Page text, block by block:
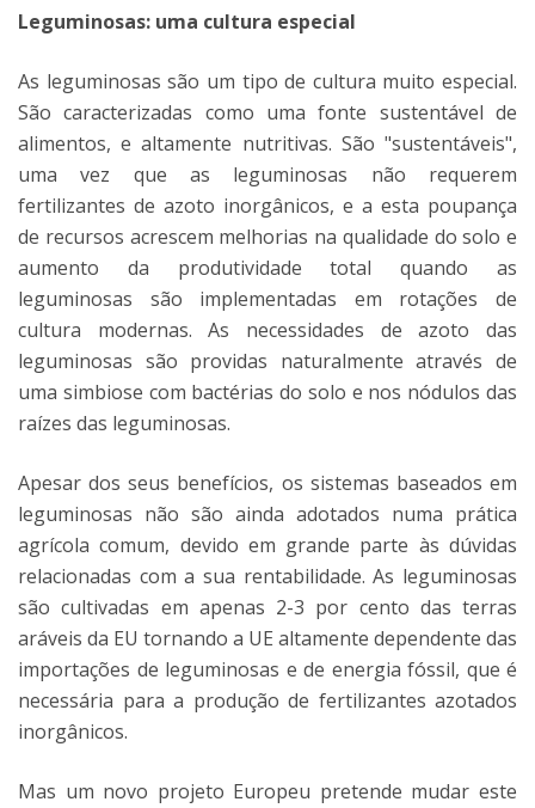
Leguminosas: uma cultura especial
As leguminosas são um tipo de cultura muito especial.
São caracterizadas como uma fonte sustentável de
alimentos, e altamente nutritivas. São "sustentáveis",
uma vez que as leguminosas não requerem
fertilizantes de azoto inorgânicos, e a esta poupança
de recursos acrescem melhorias na qualidade do solo e
aumento da produtividade total quando as
leguminosas são implementadas em rotações de
cultura modernas. As necessidades de azoto das
leguminosas são providas naturalmente através de
uma simbiose com bactérias do solo e nos nódulos das
raízes das leguminosas.
Apesar dos seus benefícios, os sistemas baseados em
leguminosas não são ainda adotados numa prática
agrícola comum, devido em grande parte às dúvidas
relacionadas com a sua rentabilidade. As leguminosas
são cultivadas em apenas 2-3 por cento das terras
aráveis ​​da EU tornando a UE altamente dependente das
importações de leguminosas e de energia fóssil, que é
necessária para a produção de fertilizantes azotados
inorgânicos.
Mas um novo projeto Europeu pretende mudar este